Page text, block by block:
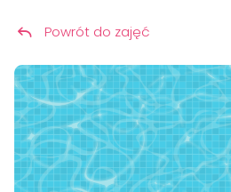
Przeskocz do treści
Powrót do zajęć